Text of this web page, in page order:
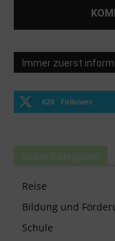
Immer zuerst
624 Follower
Reise
Bildung und
Schule